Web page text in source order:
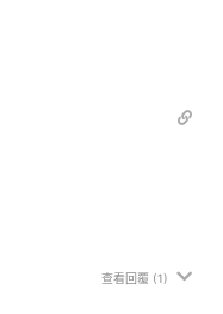
查看回覆 (1)